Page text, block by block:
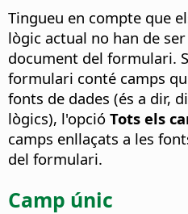
Tingueu en compte que
lògic actual no han de
document del formulari.
formulari conté camps
fonts de dades (és a dir,
lògics), l'opció Tots els
camps enllaçats a les
del formulari.
Camp únic